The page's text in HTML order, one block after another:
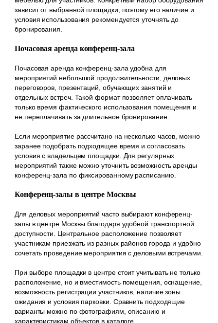
зависит от выбранной площадки, поэтому его наличие и
условия использования рекомендуется уточнять до
бронирования.
Почасовая аренда конференц-зала
Почасовая аренда конференц-зала удобна для
мероприятий небольшой продолжительности, деловых
переговоров, презентаций, обучающих занятий и
отдельных встреч. Такой формат позволяет оплачивать
только время фактического использования помещения и
не переплачивать за длительное бронирование.
Если мероприятие рассчитано на несколько часов, можно
заранее подобрать подходящее время и согласовать
условия с владельцем площадки. Для регулярных
мероприятий также можно уточнить возможность аренды
конференц-зала по фиксированному расписанию.
Конференц-залы в центре Москвы
Для деловых мероприятий часто выбирают конференц-
залы в центре Москвы благодаря удобной транспортной
доступности. Центральное расположение позволяет
участникам приезжать из разных районов города и удобно
сочетать проведение мероприятия с деловыми встречами.
При выборе площадки в центре стоит учитывать не только
расположение, но и вместимость помещения, оснащение,
возможность регистрации участников, наличие зоны
ожидания и условия парковки. Сравнить подходящие
варианты можно по фотографиям, описанию и
характеристикам объектов в каталоге.